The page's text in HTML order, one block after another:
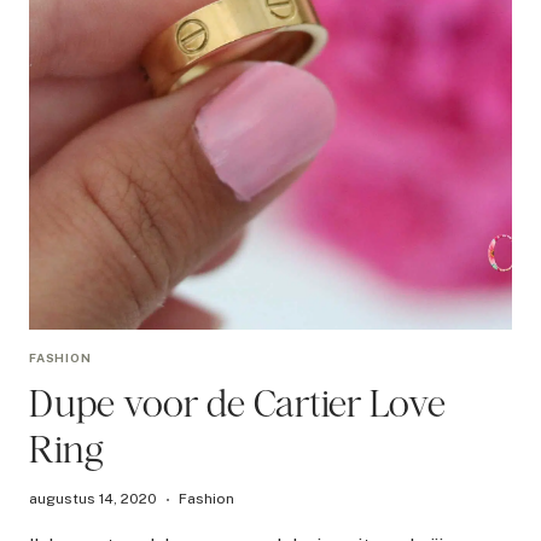
FASHION
Dupe voor de Cartier Love
Ring
augustus 14, 2020 Fashion